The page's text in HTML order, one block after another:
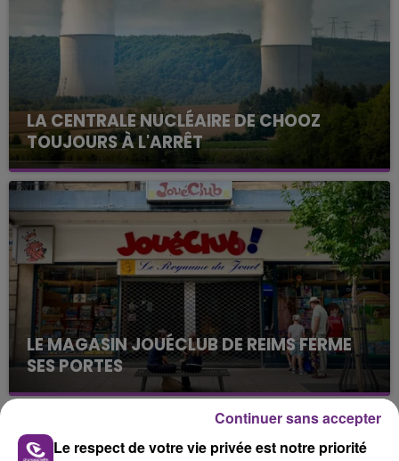
LA CENTRALE NUCLÉAIRE DE CHOOZ
TOUJOURS À L'ARRÊT
Cela fait déjà une semaine que la centrale
nucléaire ardennaise est à l'arrêt. Une situation
justifiée par la sécheresse intense qui est toujours
présente.
LE MAGASIN JOUÉCLUB DE REIMS FERME
SES PORTES
C'était l'une des institutions du centre-ville
rémois. Le magasin JouéClub est contraint de
fermer ses portes.
TITRES DIFFUSÉS
Le respect de votre vie privée est notre priorité
Continuer sans accepter